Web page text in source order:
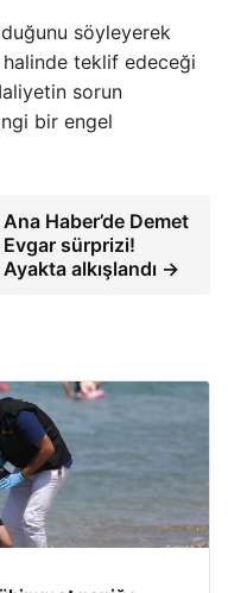
söyleyerek
halinde teklif edeceği
sorun
bir engel
Ana Haber’de Demet
Evgar sürprizi!
Ayakta alkışlandı →